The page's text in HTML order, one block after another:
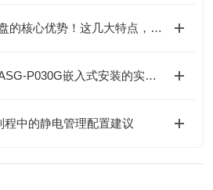
解锁小型旋转式手动绞盘的核心优势！这几大特点，让操作更省心
狭窄空间静电怎么除？ASG-P030G嵌入式安装的实战思路
中的静电管理配置建议